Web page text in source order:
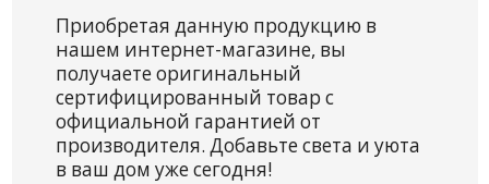
Приобретая данную продукцию в
нашем интернет-магазине, вы
получаете оригинальный
сертифицированный товар с
официальной гарантией от
производителя. Добавьте света и уюта
в ваш дом уже сегодня!